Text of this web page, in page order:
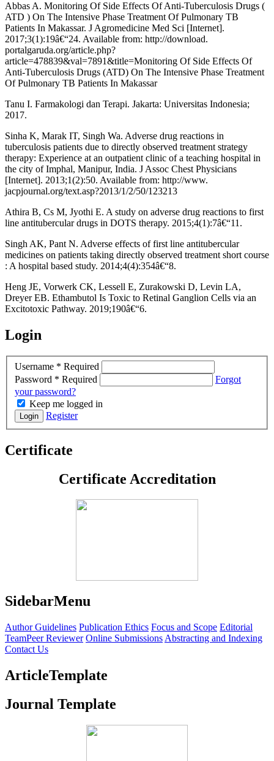
Abbas A. Monitoring Of Side Effects Of Anti-Tuberculosis Drugs (
ATD ) On The Intensive Phase Treatment Of Pulmonary TB
Patients In Makassar. J Agromedicine Med Sci [Internet].
2017;3(1):19â€“24. Available from: http://download.
portalgaruda.org/article.php?
article=478839&val=7891&title=Monitoring Of Side Effects Of
Anti-Tuberculosis Drugs (ATD) On The Intensive Phase Treatment
Of Pulmonary TB Patients In Makassar
Tanu I. Farmakologi dan Terapi. Jakarta: Universitas Indonesia;
2017.
Sinha K, Marak IT, Singh Wa. Adverse drug reactions in
tuberculosis patients due to directly observed treatment strategy
therapy: Experience at an outpatient clinic of a teaching hospital in
the city of Imphal, Manipur, India. J Assoc Chest Physicians
[Internet]. 2013;1(2):50. Available from: http://www.
jacpjournal.org/text.asp?2013/1/2/50/123213
Athira B, Cs M, Jyothi E. A study on adverse drug reactions to first
line antitubercular drugs in DOTS therapy. 2015;4(1):7â€“11.
Singh AK, Pant N. Adverse effects of first line antitubercular
medicines on patients taking directly observed treatment short course
: A hospital based study. 2014;4(4):354â€“8.
Heng JE, Vorwerk CK, Lessell E, Zurakowski D, Levin LA,
Dreyer EB. Ethambutol Is Toxic to Retinal Ganglion Cells via an
Excitotoxic Pathway. 2019;190â€“6.
Login
Username * Required
Password * Required
Forgot
your password?
Keep me logged in
Login Register
Certificate
Certificate Accreditation
SidebarMenu
Author Guidelines Publication Ethics Focus and Scope Editorial
TeamPeer Reviewer Online Submissions Abstracting and Indexing
Contact Us
ArticleTemplate
Journal Template